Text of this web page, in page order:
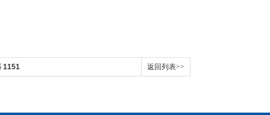
1151 返回列表>>